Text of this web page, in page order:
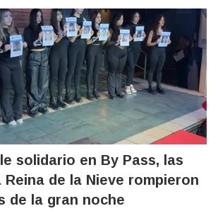
solidario en By Pass, las
Reina de la Nieve rompieron
de la gran noche